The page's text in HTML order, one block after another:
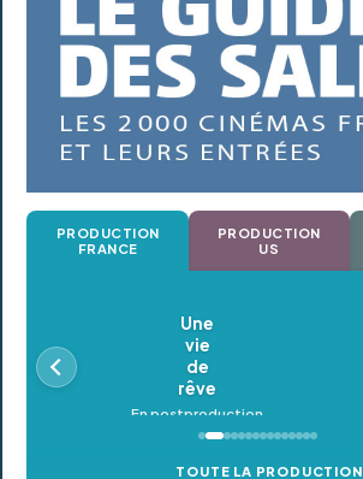
PRODUCTION
FRANCE
PRODUCTION
US
Oldeupe
En postproduction
TOUTE LA PRODUCTION